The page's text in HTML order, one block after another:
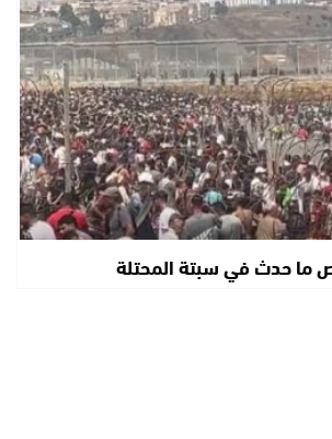
ما حدث في سبتة المحتلة